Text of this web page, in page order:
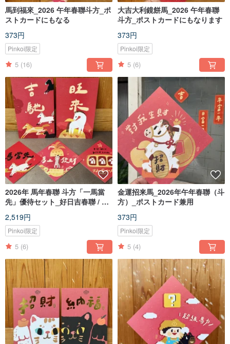
馬到福來_2026 午年春聯斗方_ポ
ストカードにもなる
373円
Pinkoi限定
5 (16)
大吉大利鏡餅馬_2026 午年春聯
斗方_ポストカードにもなります
373円
Pinkoi限定
5 (6)
2026年 馬年春聯 斗方「一馬當
先」優待セット_好日吉春聯 / 長
2,519円
Pinkoi限定
5 (6)
金運招来馬_2026年午年春聯（斗
方）_ポストカード兼用
373円
Pinkoi限定
5 (4)